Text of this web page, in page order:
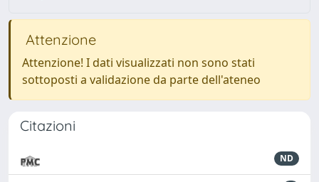
Attenzione
Attenzione! I dati visualizzati non sono stati
sottoposti a validazione da parte dell'ateneo
Citazioni
ND